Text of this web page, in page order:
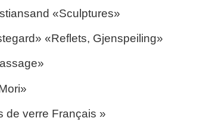
«Sculptures»
«Reflets, Gjenspeiling»
de verre Français »